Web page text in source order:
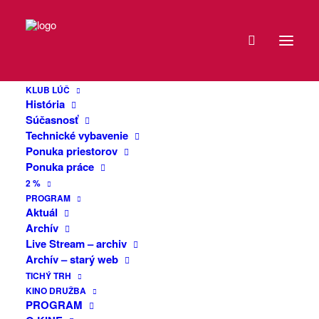
KLUB LÚČ
História
Súčasnosť
Technické vybavenie
Ponuka priestorov
Ponuka práce
2 %
PROGRAM
Aktuál
Archív
Live Stream – archiv
Archív – starý web
TICHÝ TRH
KINO DRUŽBA
PROGRAM
platní
Pozývame Vás na hudobnú burzu
vinylových platní (ale aj CD,MC,
hudobných kníh, plagátov či iných
predať, kúpiť prípadne aj vymeniť
čokoľvek z uvedeného. Širokú ponuku
použitých LP bude dopĺňať taktiež aj
slušný výber nových nehraných kúskov
najmä z oblastí ako
rock/hardcore/metal.
DÁTUM